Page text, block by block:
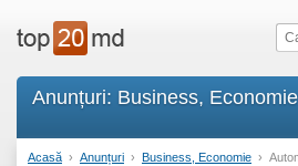
Anunțuri: Business,
Acasă › Anunțuri › Business, Economie ›